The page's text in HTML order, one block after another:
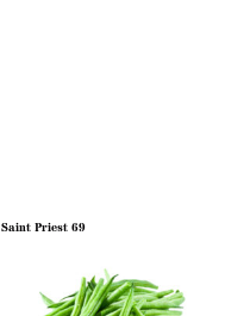
Saint Priest 69